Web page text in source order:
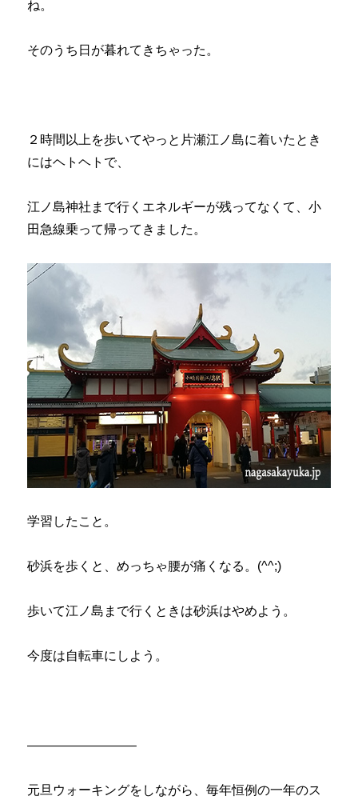
ね。
そのうち日が暮れてきちゃった。
２時間以上を歩いてやっと片瀬江ノ島に着いたとき
にはヘトヘトで、
江ノ島神社まで行くエネルギーが残ってなくて、小
田急線乗って帰ってきました。
学習したこと。
砂浜を歩くと、めっちゃ腰が痛くなる。(^^;)
歩いて江ノ島まで行くときは砂浜はやめよう。
今度は自転車にしよう。
————————–
元旦ウォーキングをしながら、毎年恒例の一年のス